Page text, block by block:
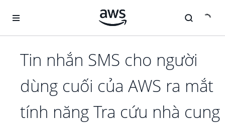
Tin nhắn SMS cho người
dùng cuối của AWS ra mắt
tính năng Tra cứu nhà cung